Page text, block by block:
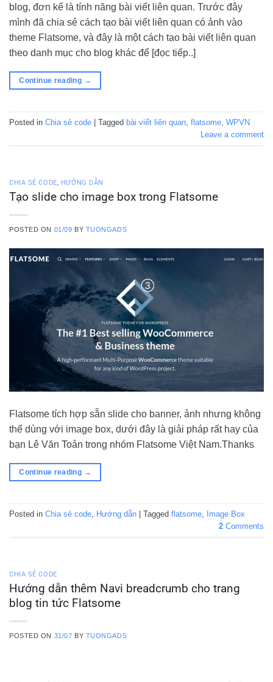
blog, đơn kể là tính năng bài viết liên quan. Trước đây
mình đã chia sẻ cách tạo bài viết liên quan có ảnh vào
theme Flatsome, và đây là một cách tạo bài viết liên quan
theo danh mục cho blog khác để [đọc tiếp..]
Continue reading →
Posted in Chia sẻ code Tagged bài viết liên quan flatsome WPVN
Leave a comment
CHIA SẺ CODE, HƯỚNG DẪN
Tạo slide cho image box trong Flatsome
POSTED ON 01/09 BY TUONGADS
Flatsome tích hợp sẵn slide cho banner, ảnh nhưng không
thể dùng với image box, dưới đây là giải pháp rất hay của
bạn Lê Văn Toản trong nhóm Flatsome Việt Nam.Thanks
Continue reading →
Posted in Chia sẻ code Hướng dẫn | Tagged flatsome Image Box
2 Comments
CHIA SẺ CODE
Hướng dẫn thêm Navi breadcrumb cho trang
blog tin tức Flatsome
POSTED ON 31/07 BY TUONGADS